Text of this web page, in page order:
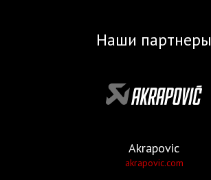
Наши партнеры
Akrapovic
akrapovic.com